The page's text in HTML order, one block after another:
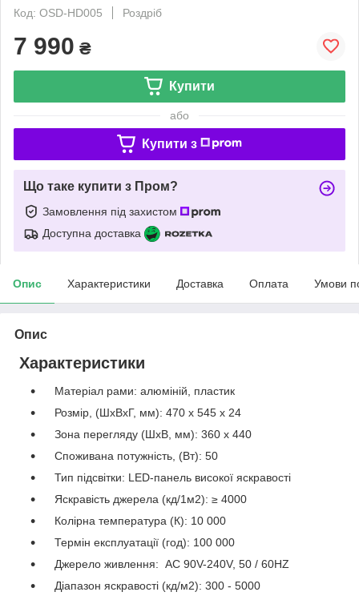
Код: OSD-HD005
Роздріб
7 990 ₴
Купити
або
Купити з
Що таке купити з Пром?
Замовлення під захистом
Доступна доставка
Опис Характеристики Доставка Оплата Умови
Опис
Характеристики
Матеріал рами: алюміній, пластик
Розмір, (ШхВхГ, мм): 470 х 545 х 24
Зона перегляду (ШхВ, мм): 360 х 440
Споживана потужність, (Вт): 50
Тип підсвітки: LED-панель високої яскравості
Яскравість джерела (кд/1м2): ≥ 4000
Колірна температура (К): 10 000
Термін експлуатації (год): 100 000
Джерело живлення: AC 90V-240V, 50 / 60HZ
Діапазон яскравості (кд/м2): 300 - 5000